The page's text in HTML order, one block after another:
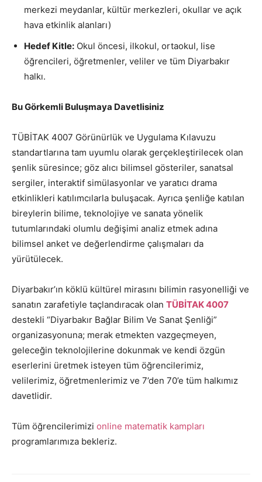
merkezi meydanlar, kültür merkezleri, okullar ve açık
hava etkinlik alanları)
Hedef Kitle: Okul öncesi, ilkokul, ortaokul, lise
öğrencileri, öğretmenler, veliler ve tüm Diyarbakır
halkı.
Bu Görkemli Buluşmaya Davetlisiniz
TÜBİTAK 4007 Görünürlük ve Uygulama Kılavuzu
standartlarına tam uyumlu olarak gerçekleştirilecek olan
şenlik süresince; göz alıcı bilimsel gösteriler, sanatsal
sergiler, interaktif simülasyonlar ve yaratıcı drama
etkinlikleri katılımcılarla buluşacak. Ayrıca şenliğe katılan
bireylerin bilime, teknolojiye ve sanata yönelik
tutumlarındaki olumlu değişimi analiz etmek adına
bilimsel anket ve değerlendirme çalışmaları da
yürütülecek.
Diyarbakır’ın köklü kültürel mirasını bilimin rasyonelliği ve
sanatın zarafetiyle taçlandıracak olan TÜBİTAK 4007
destekli “Diyarbakır Bağlar Bilim Ve Sanat Şenliği”
organizasyonuna; merak etmekten vazgeçmeyen,
geleceğin teknolojilerine dokunmak ve kendi özgün
eserlerini üretmek isteyen tüm öğrencilerimiz,
velilerimiz, öğretmenlerimiz ve 7’den 70’e tüm halkımız
davetlidir.
Tüm öğrencilerimizi online matematik kampları
programlarımıza bekleriz.